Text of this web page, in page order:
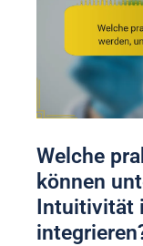
Welche
können
Intuitivität